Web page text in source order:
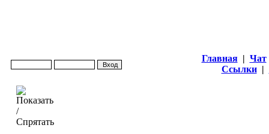
Главная | Чат
Ссылки |